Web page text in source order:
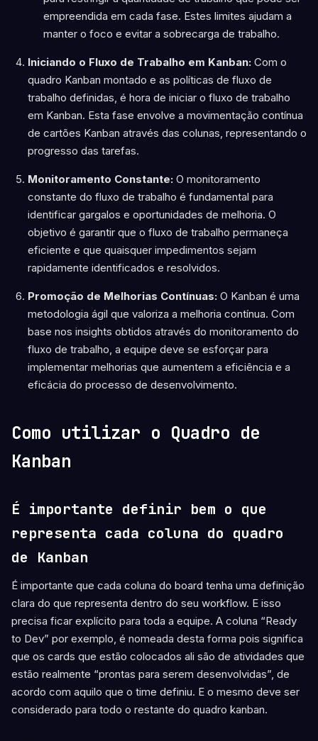
empreendida em cada fase. Estes limites ajudam a
manter o foco e evitar a sobrecarga de trabalho.
Iniciando o Fluxo de Trabalho em Kanban:Com o
quadro Kanban montado e as políticas de fluxo de
trabalho definidas, é hora de iniciar o fluxo de trabalho
em Kanban. Esta fase envolve a movimentação contínua
de cartões Kanban através das colunas, representando o
progresso das tarefas.
Monitoramento Constante:O monitoramento
constante do fluxo de trabalho é fundamental para
identificar gargalos e oportunidades de melhoria. O
objetivo é garantir que o fluxo de trabalho permaneça
eficiente e que quaisquer impedimentos sejam
rapidamente identificados e resolvidos.
Promoção de Melhorias Contínuas:O Kanban é uma
metodologia ágil que valoriza a melhoria contínua. Com
base nos insights obtidos através do monitoramento do
fluxo de trabalho, a equipe deve se esforçar para
implementar melhorias que aumentem a eficiência e a
eficácia do processo de desenvolvimento.
Como utilizar o Quadro de
Kanban
É importante definir bem o que
representa cada coluna do quadro
de Kanban
É importante que cada coluna do board tenha uma definição
clara do que representa dentro do seu workflow. E isso
precisa ficar explícito para toda a equipe. A coluna “Ready
to Dev” por exemplo, é nomeada desta forma pois significa
que os cards que estão colocados ali são de atividades que
estão realmente “prontas para serem desenvolvidas”, de
acordo com aquilo que o time definiu. E o mesmo deve ser
considerado para todo o restante do quadro kanban.